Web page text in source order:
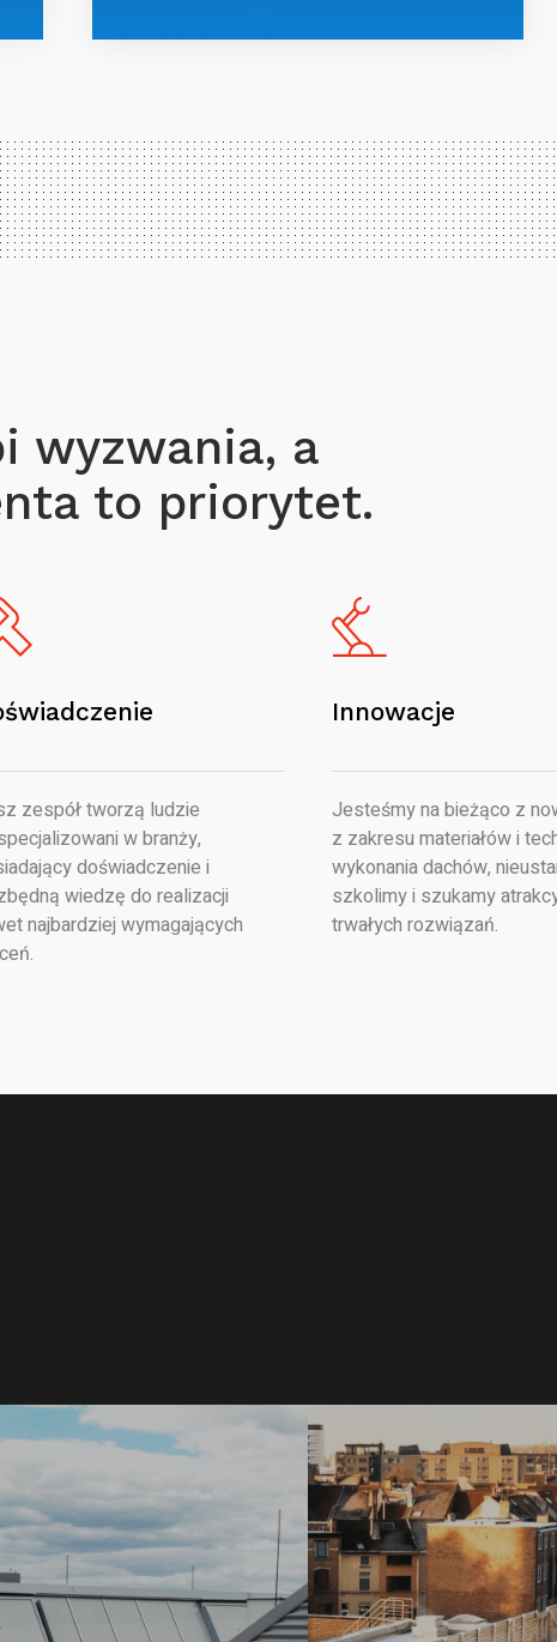
wyzwania, a
to priorytet.
zespół tworzą ludzie
w branży,
doświadczenie i
wiedzę do realizacji
najbardziej wymagających
Innowacje
Jesteśmy na bieżąco z
z zakresu materiałów i
wykonania dachów,
szkolimy i szukamy
trwałych rozwiązań.